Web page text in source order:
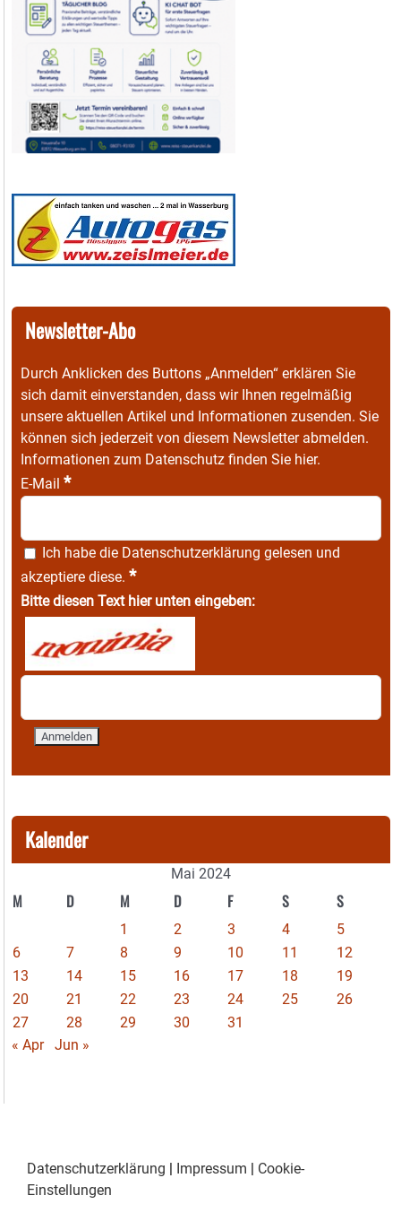
Newsletter-Abo
Durch Anklicken des Buttons „Anmelden“ erklären Sie
sich damit einverstanden, dass wir Ihnen regelmäßig
unsere aktuellen Artikel und Informationen zusenden. Sie
können sich jederzeit von diesem Newsletter abmelden.
Informationen zum Datenschutz finden Sie hier.
E-Mail *
Ich habe die Datenschutzerklärung gelesen und
akzeptiere diese. *
Bitte diesen Text hier unten eingeben:
Kalender
Mai 2024
M D M D F S S
1 2 3 4
5
6
7 8 9 10 11
12
13
14 15 16 17 18
19
20
21 22 23 24 25
26
27
28 29 30
31
« Apr
Jun »
Datenschutzerklärung | Impressum | Cookie-
Einstellungen